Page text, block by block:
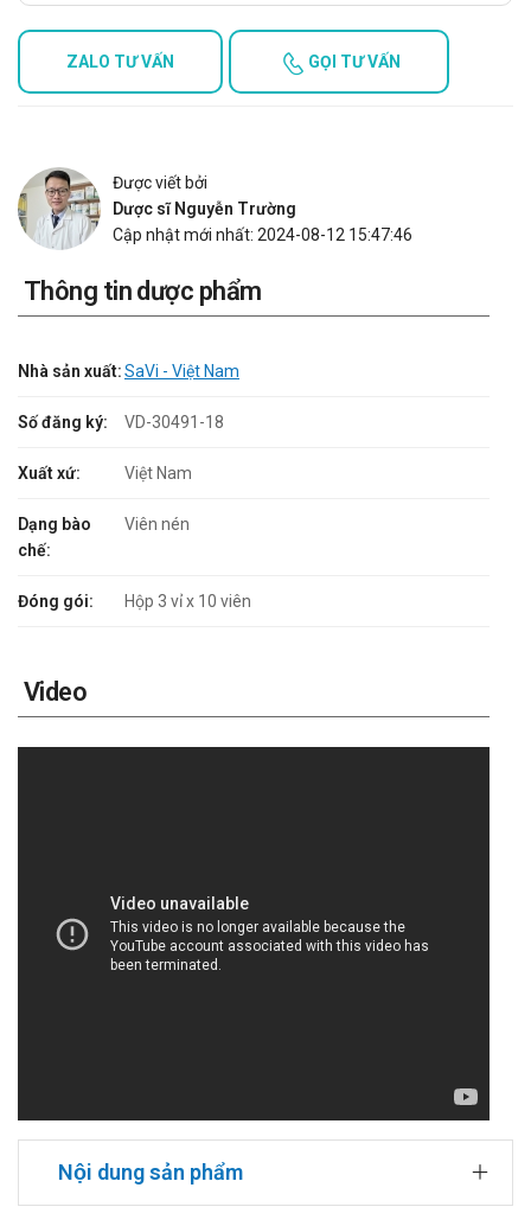
ZALO TƯ VẤN GỌI TƯ VẤN
Được viết bởi
Dược sĩ Nguyễn Trường
Cập nhật mới nhất: 2024-08-12 15:47:46
Thông tin dược phẩm
Nhà sản xuất:SaVi - Việt Nam
Số đăng ký: VD-30491-18
Xuất xứ: Việt Nam
Dạng bào
chế:
Viên nén
Đóng gói: Hộp 3 vỉ x 10 viên
Video
Nội dung sản phẩm